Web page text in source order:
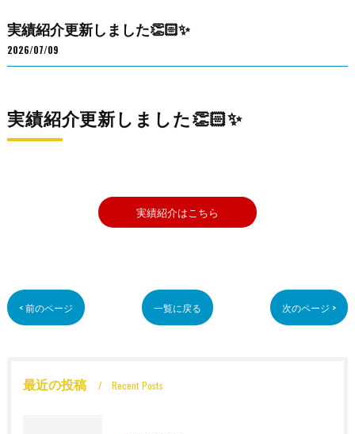
実績紹介更新しました👏🏻✨
2026/07/09
実績紹介更新しました👏🏻✨
実績紹介はこちら
< 前のページ 一覧に戻る 次のページ >
最近の投稿 Recent Posts